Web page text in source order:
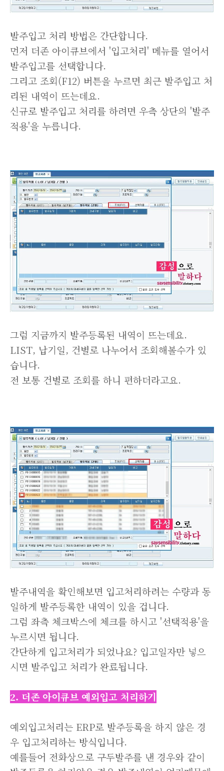
발주입고 처리 방법은 간단합니다.
먼저 더존 아이큐브에서 '입고처리' 메뉴를 열어서
발주입고를 선택합니다.
그리고 조회(F12) 버튼을 누르면 최근 발주입고 처
리된 내역이 뜨는데요.
신규로 발주입고 처리를 하려면 우측 상단의 '발주
적용'을 누릅니다.
그럼 지금까지 발주등록된 내역이 뜨는데요.
LIST, 납기일, 건별로 나누어서 조회해볼수가 있
습니다.
전 보통 건별로 조회를 하니 편하더라고요.
발주내역을 확인해보면 입고처리하려는 수량과 동
일하게 발주등록한 내역이 있을 겁니다.
그럼 좌측 체크박스에 체크를 하시고 '선택적용'을
누르시면 됩니다.
간단하게 입고처리가 되었나요? 입고일자만 넣으
시면 발주입고 처리가 완료됩니다.
2. 더존 아이큐브 예외입고 처리하기
예외입고처리는 ERP로 발주등록을 하지 않은 경
우 입고처리하는 방식입니다.
예를들어 전화상으로 구두발주를 낸 경우와 같이